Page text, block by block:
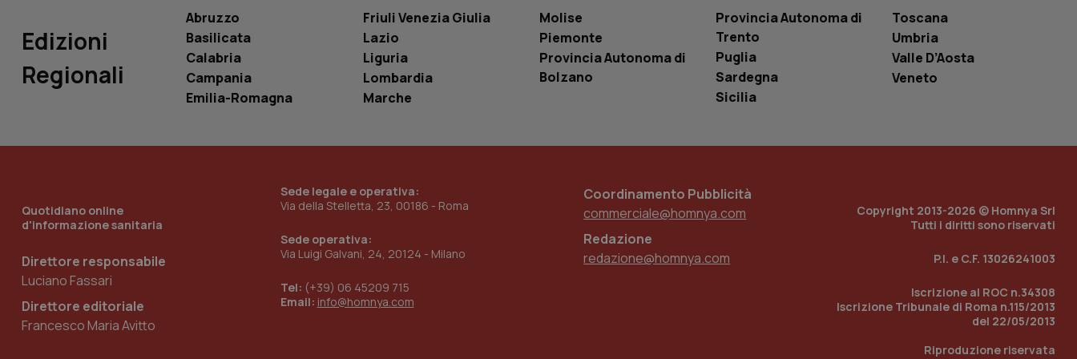
Edizioni
Regionali
Abruzzo
Basilicata
Calabria
Campania
Emilia-Romagna
Friuli Venezia Giulia
Lazio
Liguria
Lombardia
Marche
Molise
Piemonte
Provincia Autonoma di
Bolzano
Provincia Autonoma di
Trento
Puglia
Sardegna
Sicilia
Toscana
Umbria
Valle D’Aosta
Veneto
Quotidiano online
d'informazione sanitaria
Direttore responsabile
Luciano Fassari
Direttore editoriale
Francesco Maria Avitto
Sede legale e operativa:
Via della Stelletta, 23, 00186 - Roma
Sede operativa:
Via Luigi Galvani, 24, 20124 - Milano
Tel: (+39) 06 45209 715
Email: info@homnya.com
Coordinamento Pubblicità
commerciale@homnya.com
Redazione
redazione@homnya.com
Copyright 2013-2026 © Homnya Srl
Tutti i diritti sono riservati
P.I. e C.F. 13026241003
Iscrizione al ROC n.34308
Iscrizione Tribunale di Roma n.115/2013
del 22/05/2013
Riproduzione riservata
utente
www.quotidianosanita.it
Questo cookie è impostato dall'applicazione per abilitare il
provider WelfareLink.